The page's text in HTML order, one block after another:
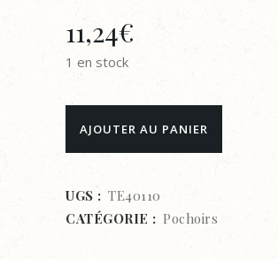
11,24€
1 en stock
Pochoir
Studio
A4
AJOUTER AU PANIER
UGS : TE40110
CATÉGORIE : Pochoirs